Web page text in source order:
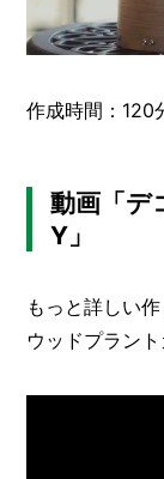
作成時間：120
動画「デ
Y」
もっと詳しい
ウッドプラン